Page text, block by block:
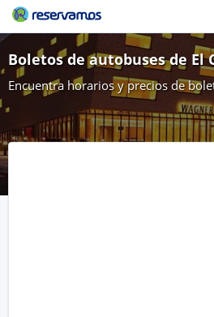
Boletos de autobuses de El
Encuentra horarios y precios de